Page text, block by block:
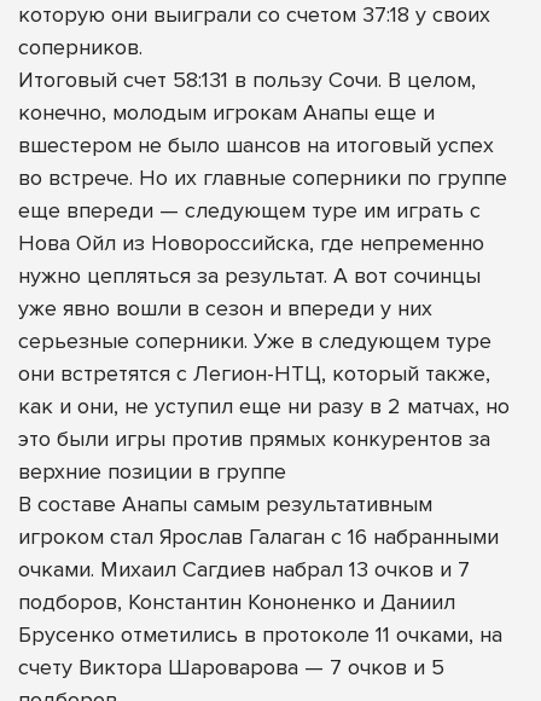
которую они выиграли со счетом 37:18 у своих
соперников.
Итоговый счет 58:131 в пользу Сочи. В целом,
конечно, молодым игрокам Анапы еще и
вшестером не было шансов на итоговый успех
во встрече. Но их главные соперники по группе
еще впереди — следующем туре им играть с
Нова Ойл из Новороссийска, где непременно
нужно цепляться за результат. А вот сочинцы
уже явно вошли в сезон и впереди у них
серьезные соперники. Уже в следующем туре
они встретятся с Легион-НТЦ, который также,
как и они, не уступил еще ни разу в 2 матчах, но
это были игры против прямых конкурентов за
верхние позиции в группе
В составе Анапы самым результативным
игроком стал Ярослав Галаган с 16 набранными
очками. Михаил Сагдиев набрал 13 очков и 7
подборов, Константин Кононенко и Даниил
Брусенко отметились в протоколе 11 очками, на
счету Виктора Шароварова — 7 очков и 5